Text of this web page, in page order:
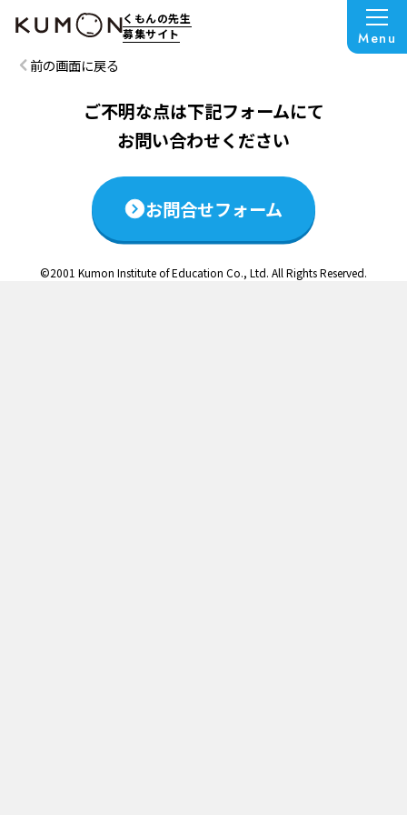
くもんの先生
募集サイト
Menu
この説明会は終了いたしました
前の画面に戻る
ご不明な点は下記フォームにて
お問い合わせください
お問合せフォーム
©2001 Kumon Institute of Education Co., Ltd. All Rights Reserved.